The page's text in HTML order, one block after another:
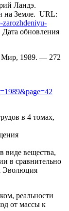
Ландэ.
на Земле. URL:
zarozhdeniyu-
обновления
1989. — 272
в 4 томах,
виде вещества,
в сравнительно
Эволюция
реальности
от массы к